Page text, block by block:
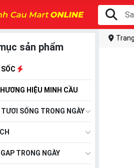
sản phẩm
HIỆU MINH CẦU
SỐNG TRONG NGÀY
TRONG NGÀY